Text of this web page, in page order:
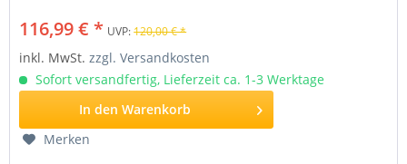
116,99 € * UVP:120,00 € *
inkl. MwSt.zzgl. Versandkosten
Sofort versandfertig, Lieferzeit ca. 1-3 Werktage
In den Warenkorb
Merken